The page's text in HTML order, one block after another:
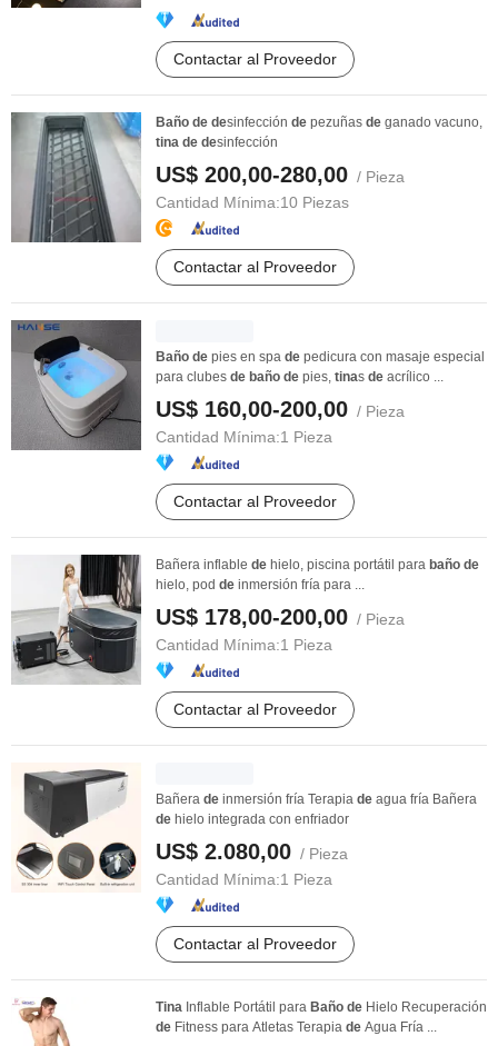
Contactar al Proveedor
Baño de desinfección de pezuñas de ganado vacuno,
tina de desinfección
US$ 200,00-280,00 / Pieza
Cantidad Mínima:10 Piezas
Contactar al Proveedor
Baño de pies en spa de pedicura con masaje especial
para clubes de baño de pies, tinas de acrílico ...
US$ 160,00-200,00 / Pieza
Cantidad Mínima:1 Pieza
Contactar al Proveedor
Bañera inflable de hielo, piscina portátil para baño de
hielo, pod de inmersión fría para ...
US$ 178,00-200,00 / Pieza
Cantidad Mínima:1 Pieza
Contactar al Proveedor
Bañera de inmersión fría Terapia de agua fría Bañera
de hielo integrada con enfriador
US$ 2.080,00 / Pieza
Cantidad Mínima:1 Pieza
Contactar al Proveedor
Tina Inflable Portátil para Baño de Hielo Recuperación
de Fitness para Atletas Terapia de Agua Fría ...